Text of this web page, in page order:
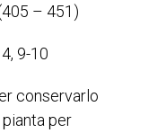
– 451)
4, 9-10
conservarlo
pianta per